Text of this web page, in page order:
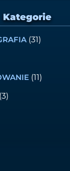
Kategorie
(31)
(11)
(3)